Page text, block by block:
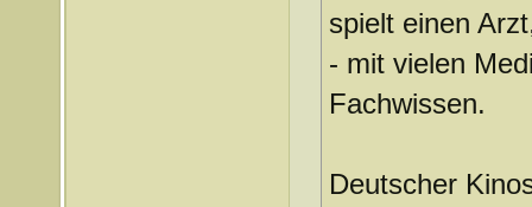
spielt einen
- mit vielen
Fachwissen.
Deutscher